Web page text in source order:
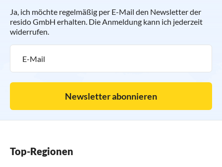
Ja, ich möchte regelmäßig per E-Mail den Newsletter der
resido GmbH erhalten. Die Anmeldung kann ich jederzeit
widerrufen.
Newsletter abonnieren
Top-Regionen